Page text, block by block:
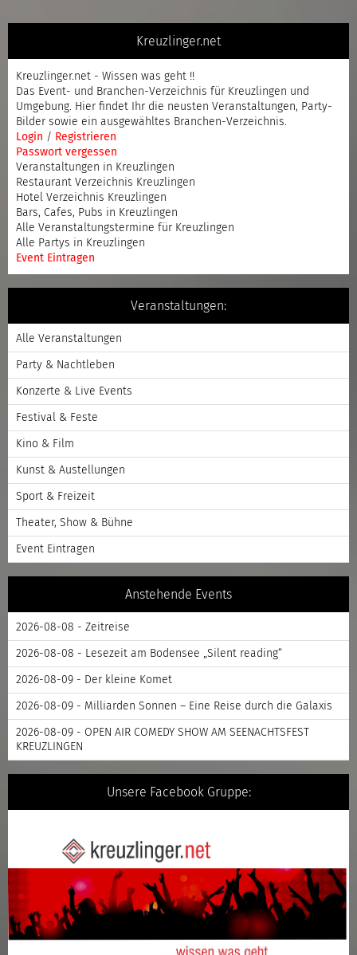
Kreuzlinger.net
Kreuzlinger.net - Wissen was geht !!
Das Event- und Branchen-Verzeichnis für Kreuzlingen und
Umgebung. Hier findet Ihr die neusten Veranstaltungen, Party-
Bilder sowie ein ausgewähltes Branchen-Verzeichnis.
Login / Registrieren
Passwort vergessen
Veranstaltungen in Kreuzlingen
Restaurant Verzeichnis Kreuzlingen
Hotel Verzeichnis Kreuzlingen
Bars, Cafes, Pubs in Kreuzlingen
Alle Veranstaltungstermine für Kreuzlingen
Alle Partys in Kreuzlingen
Event Eintragen
Veranstaltungen:
Alle Veranstaltungen
Party & Nachtleben
Konzerte & Live Events
Festival & Feste
Kino & Film
Kunst & Austellungen
Sport & Freizeit
Theater, Show & Bühne
Event Eintragen
Anstehende Events
2026-08-08 - Zeitreise
2026-08-08 - Lesezeit am Bodensee „Silent reading“
2026-08-09 - Der kleine Komet
2026-08-09 - Milliarden Sonnen – Eine Reise durch die Galaxis
2026-08-09 - OPEN AIR COMEDY SHOW AM SEENACHTSFEST
KREUZLINGEN
Unsere Facebook Gruppe: